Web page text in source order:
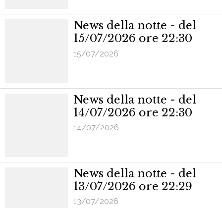
News della notte - del
15/07/2026 ore 22:30
15/07/2026
News della notte - del
14/07/2026 ore 22:30
14/07/2026
News della notte - del
13/07/2026 ore 22:29
13/07/2026